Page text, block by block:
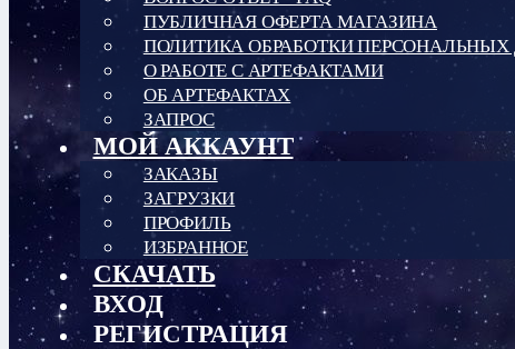
ПУБЛИЧНАЯ ОФЕРТА МАГАЗИНА
ПОЛИТИКА ОБРАБОТКИ
О РАБОТЕ С АРТЕФАКТАМИ
ОБ АРТЕФАКТАХ
ЗАПРОС
МОЙ АККАУНТ
ЗАКАЗЫ
ЗАГРУЗКИ
ПРОФИЛЬ
ИЗБРАННОЕ
СКАЧАТЬ
ВХОД
РЕГИСТРАЦИЯ